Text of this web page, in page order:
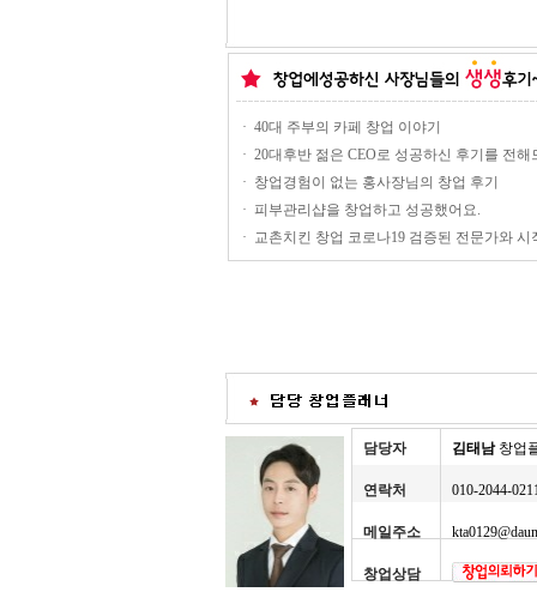
· 40대 주부의 카페 창업 이야기
· 20대후반 젊은 CEO로 성공하신 후기를 전해
· 창업경험이 없는 홍사장님의 창업 후기
· 피부관리샵을 창업하고 성공했어요.
· 교촌치킨 창업 코로나19 검증된 전문가와 시
담당자 김태남창업
연락처 010-2044-
메일주소
창업상담